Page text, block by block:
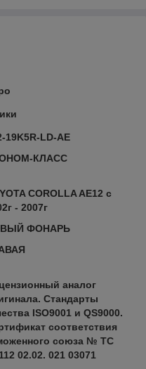
19K5R-LD-AE
КЛАСС
COROLLA AE12 с
- 2007г
ФОНАРЬ
аналог
Стандарты
ISO9001 и QS9000.
соответствия
союза № ТС
02.02. 021 03071